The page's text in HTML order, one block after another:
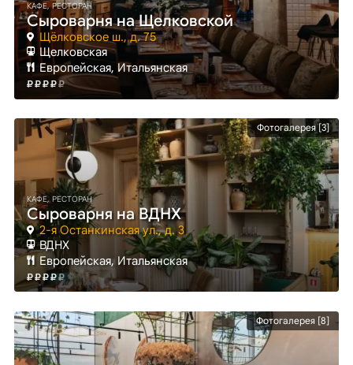
КАФЕ, РЕСТОРАН
Сыроварня на Щелковской
Щёлковское ш., д. 75
Щелковская
Европейская, Итальянская
Фотогалерея [3]
КАФЕ, РЕСТОРАН
Сыроварня на ВДНХ
2-я Останкинская ул., д. 3
ВДНХ
Европейская, Итальянская
Фотогалерея [8]